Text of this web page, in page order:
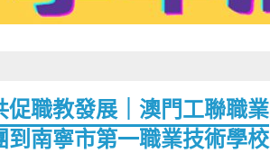
促職教發展｜澳門工聯職業
到南寧市第一職業技術學校